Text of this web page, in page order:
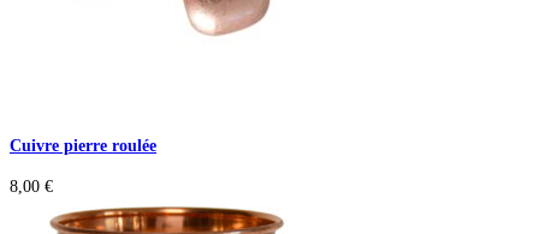
Cuivre pierre roulée
8,00 €